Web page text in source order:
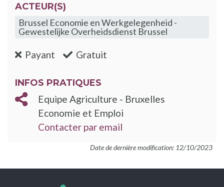
ACTEUR(S)
Brussel Economie en Werkgelegenheid -
Gewestelijke Overheidsdienst Brussel
Payant :non Gratuit
INFOS PRATIQUES
Equipe Agriculture - Bruxelles
Economie et Emploi
Contacter par email
Date de dernière modification: 12/10/2023